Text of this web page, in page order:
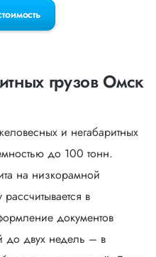
грузов Омск
и негабаритных
до 100 тонн.
на низкорамной
в
документов
до двух недель – в